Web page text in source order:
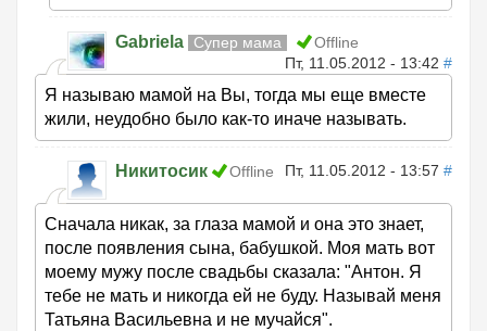
Gabriela Супер мама
Offline
Пт, 11.05.2012 - 13:42 #
Я называю мамой на Вы, тогда мы еще вместе
жили, неудобно было как-то иначе называть.
Никитосик Offline Пт, 11.05.2012 - 13:57 #
Сначала никак, за глаза мамой и она это знает,
после появления сына, бабушкой. Моя мать вот
моему мужу после свадьбы сказала: "Антон. Я
тебе не мать и никогда ей не буду. Называй меня
Татьяна Васильевна и не мучайся".